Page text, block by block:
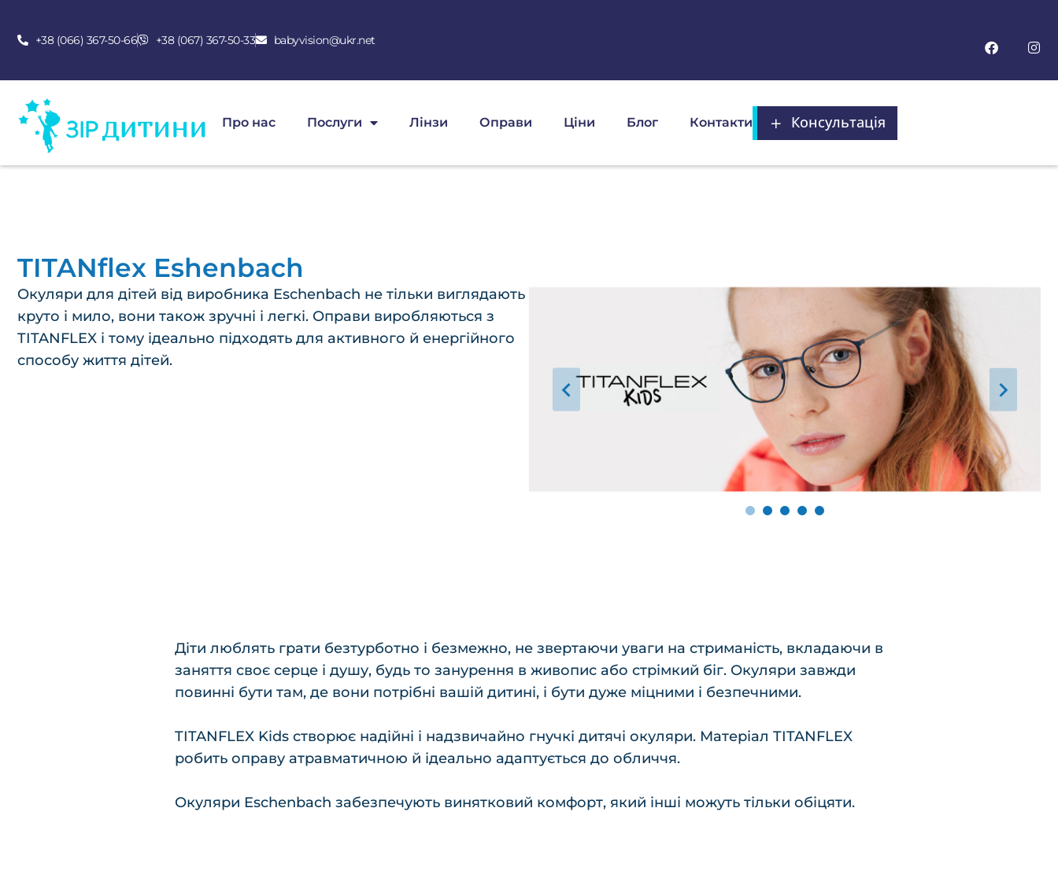
+38 (066) 367-50-66 +38 (067) 367-50-33 babyvision@ukr.net
Про нас Послуги Лінзи Оправи Ціни Блог Контакти Консультація
TITANflex Eshenbach
Окуляри для дітей від виробника Eschenbach не тільки виглядають
круто і мило, вони також зручні і легкі. Оправи виробляються з
TITANFLEX і тому ідеально підходять для активного й енергійного
способу життя дітей.
Діти люблять грати безтурботно і безмежно, не звертаючи уваги на стриманість, вкладаючи в
заняття своє серце і душу, будь то занурення в живопис або стрімкий біг. Окуляри завжди
повинні бути там, де вони потрібні вашій дитині, і бути дуже міцними і безпечними.
TITANFLEX Kids створює надійні і надзвичайно гнучкі дитячі окуляри. Матеріал TITANFLEX
робить оправу атравматичною й ідеально адаптується до обличчя.
Окуляри Eschenbach забезпечують винятковий комфорт, який інші можуть тільки обіцяти.